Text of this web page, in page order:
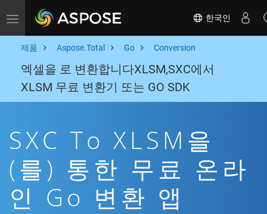
Toggle navigation 한국인
제품 Aspose.Total Go Conversion
엑셀을 로 변환합니다XLSM,SXC에서
XLSM 무료 변환기 또는 GO SDK
SXC To XLSM을
(를) 통한 무료 온라
인 Go 변환 앱